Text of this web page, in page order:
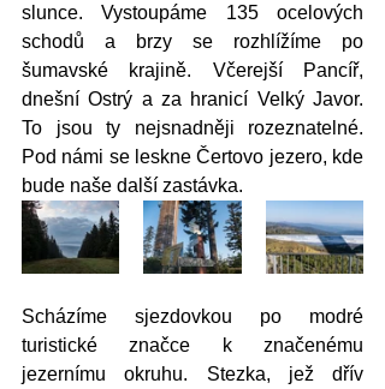
slunce. Vystoupáme 135 ocelových
schodů a brzy se rozhlížíme po
šumavské krajině. Včerejší Pancíř,
dnešní Ostrý a za hranicí Velký Javor.
To jsou ty nejsnadněji rozeznatelné.
Pod námi se leskne Čertovo jezero, kde
bude naše další zastávka.
Scházíme sjezdovkou po modré
turistické značce k značenému
jezernímu okruhu. Stezka, jež dřív